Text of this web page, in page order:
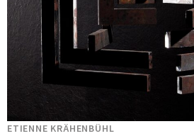
ETIENNE KRÄHENBÜHL